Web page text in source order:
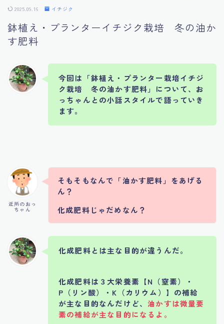
2025.09.16 イチジク
鉢植え・プランターイチジク栽培 冬の油か
す肥料
今回は「鉢植え・プランター栽培イチジ
ク栽培 冬の油かす肥料」について、お
っちゃんとの小話スタイルで語っていき
ます。
近所のおっ
ちゃん
そもそもなんで「油かす肥料」をあげる
ん？
化成肥料じゃだめなん？
化成肥料とは主な目的が違うんだ。
化成肥料は３大栄養素【N（窒素）・
P（リン酸）・K（カリウム）】の補給
が主な目的なんだけど、油かすは微量要
素の補給が主な目的になるよ。